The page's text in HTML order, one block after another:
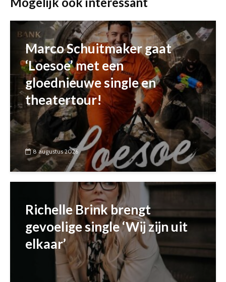
Marco Schuitmaker gaat
‘Loesoe’ met een
gloednieuwe single en
theatertour!
8 augustus 2026
Richelle Brink brengt
gevoelige single ‘Wij zijn uit
elkaar’